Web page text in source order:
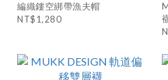
編織鏤空綁帶漁夫帽
NT$1,280